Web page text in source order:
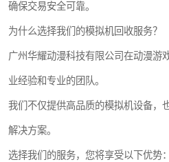
确保交易安全可靠。
为什么选择我们的模拟机回收服务？
广州华耀动漫科技有限公司在动漫游
业经验和专业的团队。
我们不仅提供高品质的模拟机设备，
解决方案。
选择我们的服务，您将享受以下优势：